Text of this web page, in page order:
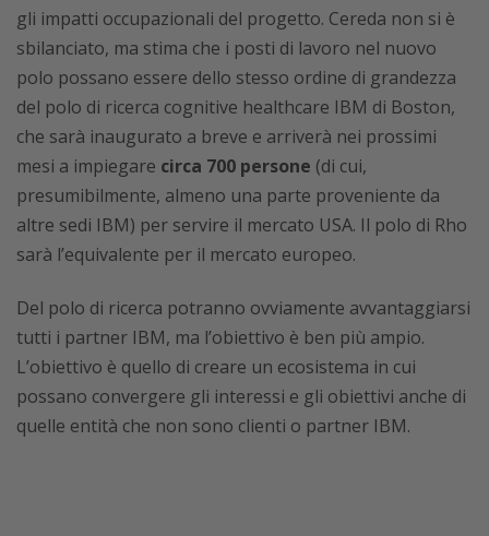
gli impatti occupazionali del progetto. Cereda non si è
sbilanciato, ma stima che i posti di lavoro nel nuovo
polo possano essere dello stesso ordine di grandezza
del polo di ricerca cognitive healthcare IBM di Boston,
che sarà inaugurato a breve e arriverà nei prossimi
mesi a impiegare circa 700 persone (di cui,
presumibilmente, almeno una parte proveniente da
altre sedi IBM) per servire il mercato USA. Il polo di Rho
sarà l’equivalente per il mercato europeo.
Del polo di ricerca potranno ovviamente avvantaggiarsi
tutti i partner IBM, ma l’obiettivo è ben più ampio.
L’obiettivo è quello di creare un ecosistema in cui
possano convergere gli interessi e gli obiettivi anche di
quelle entità che non sono clienti o partner IBM.